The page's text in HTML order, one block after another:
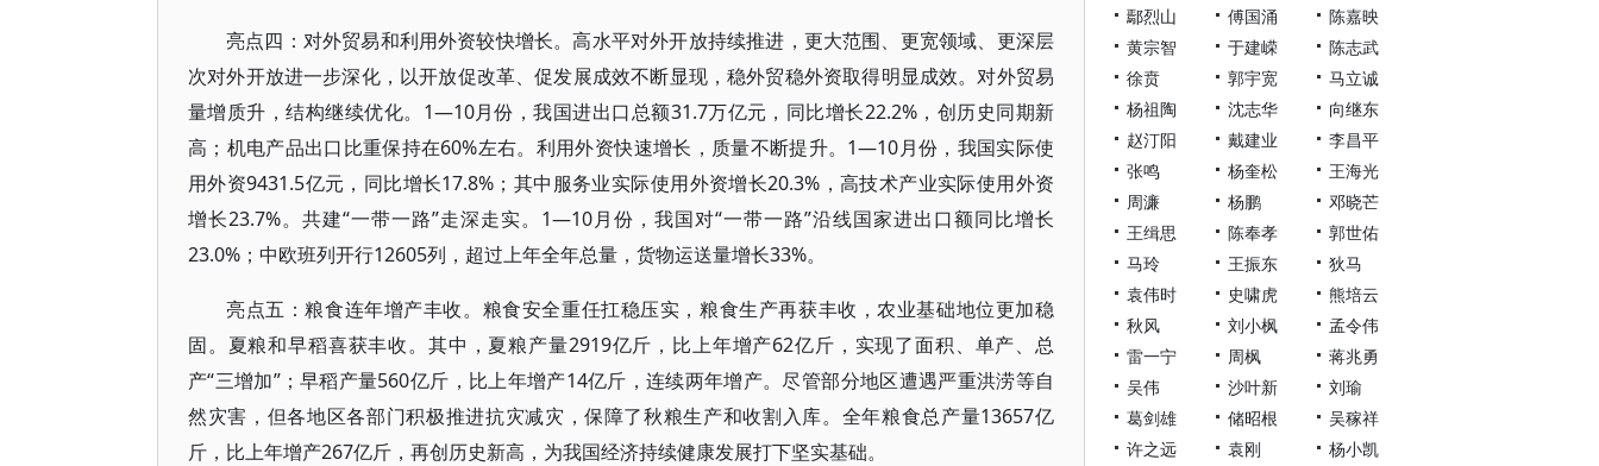
亮点四：对外贸易和利用外资较快增长。高水平对外开放持续推进，更大范围、更宽领域、更深层
次对外开放进一步深化，以开放促改革、促发展成效不断显现，稳外贸稳外资取得明显成效。对外贸易
量增质升，结构继续优化。1—10月份，我国进出口总额31.7万亿元，同比增长22.2%，创历史同期新
高；机电产品出口比重保持在60%左右。利用外资快速增长，质量不断提升。1—10月份，我国实际使
用外资9431.5亿元，同比增长17.8%；其中服务业实际使用外资增长20.3%，高技术产业实际使用外资
增长23.7%。共建“一带一路”走深走实。1—10月份，我国对“一带一路”沿线国家进出口额同比增长
23.0%；中欧班列开行12605列，超过上年全年总量，货物运送量增长33%。
亮点五：粮食连年增产丰收。粮食安全重任扛稳压实，粮食生产再获丰收，农业基础地位更加稳
固。夏粮和早稻喜获丰收。其中，夏粮产量2919亿斤，比上年增产62亿斤，实现了面积、单产、总
产“三增加”；早稻产量560亿斤，比上年增产14亿斤，连续两年增产。尽管部分地区遭遇严重洪涝等自
然灾害，但各地区各部门积极推进抗灾减灾，保障了秋粮生产和收割入库。全年粮食总产量13657亿
斤，比上年增产267亿斤，再创历史新高，为我国经济持续健康发展打下坚实基础。
鄢烈山
傅国涌
陈嘉映
黄宗智
于建嵘
陈志武
徐贲
郭宇宽
马立诚
杨祖陶
沈志华
向继东
赵汀阳
戴建业
李昌平
张鸣
杨奎松
王海光
周濂
杨鹏
邓晓芒
王缉思
陈奉孝
郭世佑
马玲
王振东
狄马
袁伟时
史啸虎
熊培云
秋风
刘小枫
孟令伟
雷一宁
周枫
蒋兆勇
吴伟
沙叶新
刘瑜
葛剑雄
储昭根
吴稼祥
许之远
袁刚
杨小凯